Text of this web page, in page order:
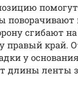
поворачивают
сгибают на
правый край.
у
длины ленты